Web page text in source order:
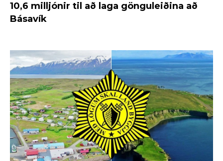
10,6 milljónir til að laga gönguleiðina að
Básavík